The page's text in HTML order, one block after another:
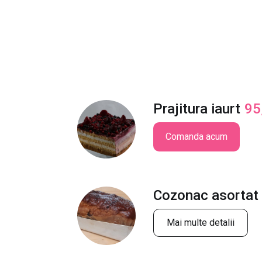
Prajitura iaurt
Comanda acum
Cozonac asortat
Mai multe detalii